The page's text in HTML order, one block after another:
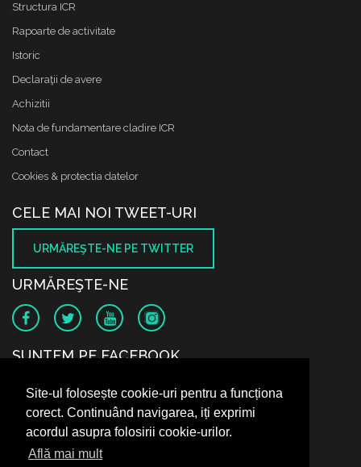
Site-ul folosește cookie-uri pentru a funcționa
corect. Continuând navigarea, iți exprimi
acordul asupra folosirii cookie-urilor.
Află mai mult
Structura ICR
Rapoarte de activitate
Istoric
Declaraţii de avere
Achizitii
Nota de fundamentare cladire ICR
Contact
Cookies & protectia datelor
CELE MAI NOI TWEET-URI
URMĂREŞTE-NE PE TWITTER
URMĂREŞTE-NE
SUNTEM PE FACEBOOK